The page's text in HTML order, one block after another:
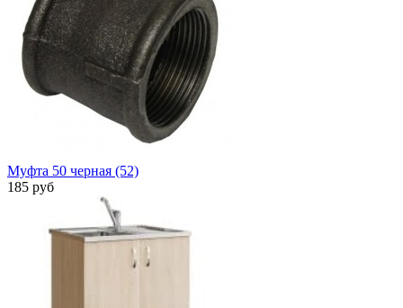
Муфта 50 черная (52)
185 руб